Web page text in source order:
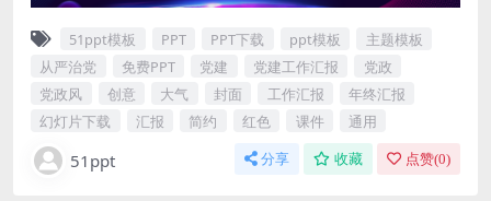
51ppt模板 PPT PPT下载 ppt模板
主题模板
从严治党
免费PPT 党建 党建工作汇报
党政
党政风
创意 大气 封面 工作汇报
年终汇报
幻灯片下载
汇报 简约 红色 课件 通用
51ppt 分享 收藏 点赞(0)